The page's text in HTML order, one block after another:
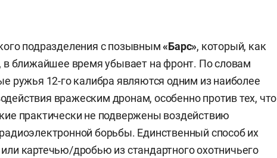
подразделения с позывным«Барс», который, как
в ближайшее время убывает на фронт. По словам
ружья 12-го калибра являются одним из наиболее
вражеским дронам, особенно против тех, что
практически не подвержены воздействию
борьбы. Единственный способ их
картечью/дробью из стандартного охотничьего